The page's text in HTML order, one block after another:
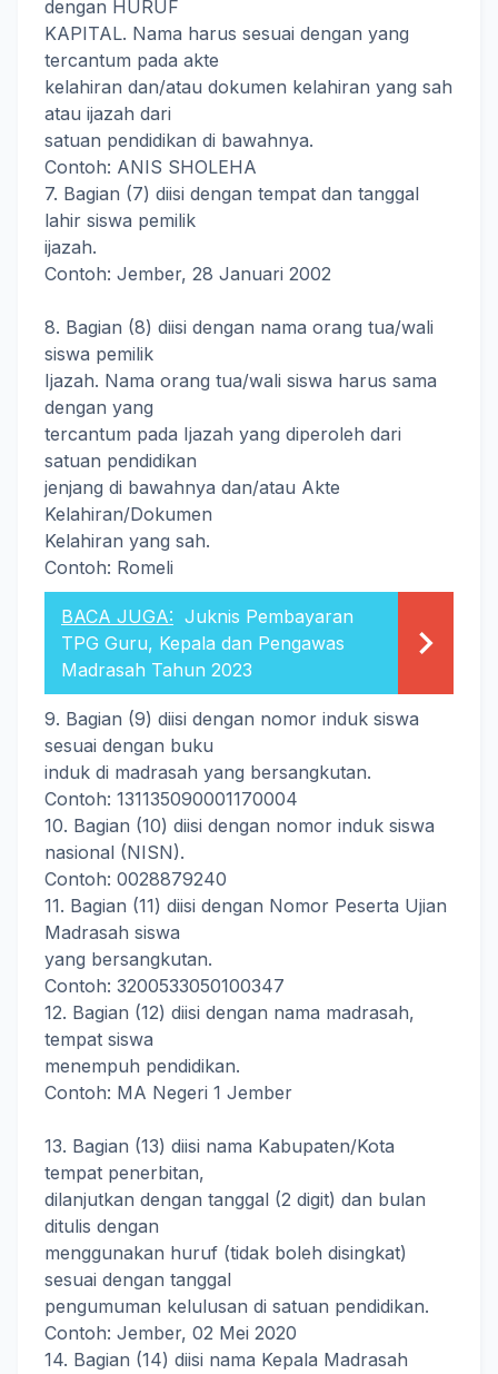
dengan HURUF
KAPITAL. Nama harus sesuai dengan yang
tercantum pada akte
kelahiran dan/atau dokumen kelahiran yang sah
atau ijazah dari
satuan pendidikan di bawahnya.
Contoh: ANIS SHOLEHA
7. Bagian (7) diisi dengan tempat dan tanggal
lahir siswa pemilik
ijazah.
Contoh: Jember, 28 Januari 2002
8. Bagian (8) diisi dengan nama orang tua/wali
siswa pemilik
Ijazah. Nama orang tua/wali siswa harus sama
dengan yang
tercantum pada Ijazah yang diperoleh dari
satuan pendidikan
jenjang di bawahnya dan/atau Akte
Kelahiran/Dokumen
Kelahiran yang sah.
Contoh: Romeli
BACA JUGA: Juknis Pembayaran
TPG Guru, Kepala dan Pengawas
Madrasah Tahun 2023
9. Bagian (9) diisi dengan nomor induk siswa
sesuai dengan buku
induk di madrasah yang bersangkutan.
Contoh: 131135090001170004
10. Bagian (10) diisi dengan nomor induk siswa
nasional (NISN).
Contoh: 0028879240
11. Bagian (11) diisi dengan Nomor Peserta Ujian
Madrasah siswa
yang bersangkutan.
Contoh: 3200533050100347
12. Bagian (12) diisi dengan nama madrasah,
tempat siswa
menempuh pendidikan.
Contoh: MA Negeri 1 Jember
13. Bagian (13) diisi nama Kabupaten/Kota
tempat penerbitan,
dilanjutkan dengan tanggal (2 digit) dan bulan
ditulis dengan
menggunakan huruf (tidak boleh disingkat)
sesuai dengan tanggal
pengumuman kelulusan di satuan pendidikan.
Contoh: Jember, 02 Mei 2020
14. Bagian (14) diisi nama Kepala Madrasah